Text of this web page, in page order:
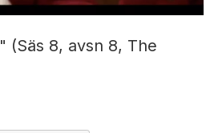
" (Säs 8, avsn 8, The